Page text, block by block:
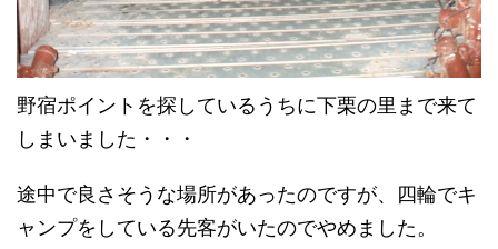
野宿ポイントを探しているうちに下栗の里まで来て
しまいました・・・
途中で良さそうな場所があったのですが、四輪でキ
ャンプをしている先客がいたのでやめました。